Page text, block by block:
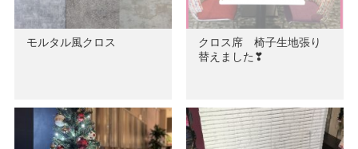
モルタル風クロス
クロス席 椅子生地張り
替えました❣